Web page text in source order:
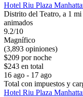
Hotel Riu Plaza
Distrito del Teatro, a 1
animados
9.2/10
Magnífico
(3,893 opiniones)
$209 por noche
$243 en total
16 ago - 17 ago
Total con impuestos y
Hotel Riu Plaza